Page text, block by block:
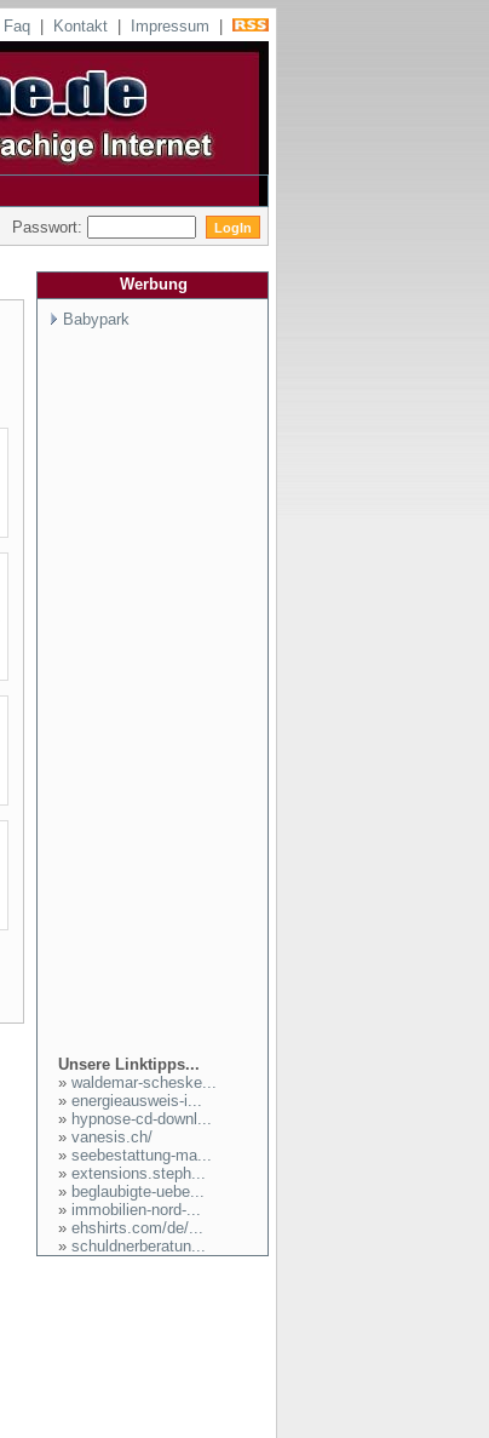
Faq Kontakt Impressum
Passwort:
Werbung
Babypark
Unsere Linktipps...
» waldemar-scheske...
» energieausweis-i...
» hypnose-cd-downl...
» vanesis.ch/
» seebestattung-ma...
» extensions.steph...
» beglaubigte-uebe...
» immobilien-nord-...
» ehshirts.com/de/...
» schuldnerberatun...